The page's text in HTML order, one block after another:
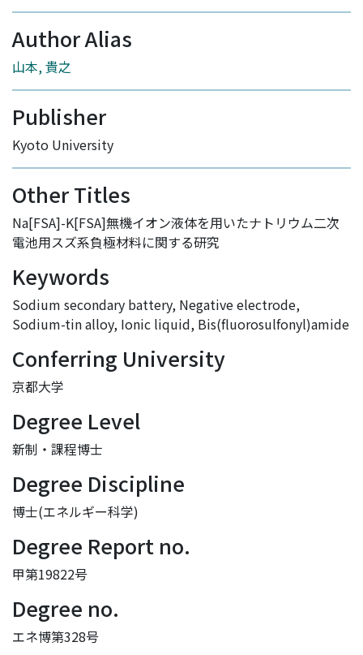
Author Alias
山本, 貴之
Publisher
Kyoto University
Other Titles
Na[FSA]-K[FSA]無機イオン液体を用いたナトリウム二次
電池用スズ系負極材料に関する研究
Keywords
Sodium secondary battery, Negative electrode,
Sodium-tin alloy, Ionic liquid, Bis(fluorosulfonyl)amide
Conferring University
京都大学
Degree Level
新制・課程博士
Degree Discipline
博士(エネルギー科学)
Degree Report no.
甲第19822号
Degree no.
エネ博第328号